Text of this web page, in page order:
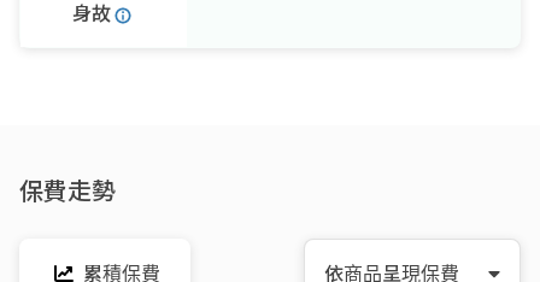
身故
保費走勢
累積保費 依商品呈現保費